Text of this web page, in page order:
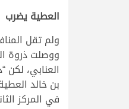
العطية يضرب
ولم تقل
ووصلت ذروة
العنابي،
في المركز الثاني بتوقيت قدره 9.20.47 دقيقة، وحل “شلاع” في